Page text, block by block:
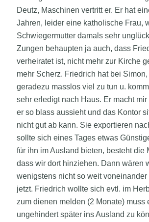
Deutz, Maschinen vertritt er. Er hat
Jahren, leider eine katholische Frau,
Schwiegermutter damals sehr
Zungen behaupten ja auch, dass
verheiratet ist, nicht mehr zur Kirche
mehr Scherz. Friedrich hat bei
geradezu masslos viel zu tun u.
sehr erledigt nach Haus. Er macht mir
er so blass aussieht und das Kontor
nicht gut ab kann. Sie exportieren
sollte sich eines Tages etwas
für ihn im Ausland bieten, besteht die
dass wir dort hinziehen. Dann wären
wenigstens nicht so weit voneinander
jetzt. Friedrich wollte sich evtl. im
zum dienen melden (2 Monate) muss
ungehindert später ins Ausland zu